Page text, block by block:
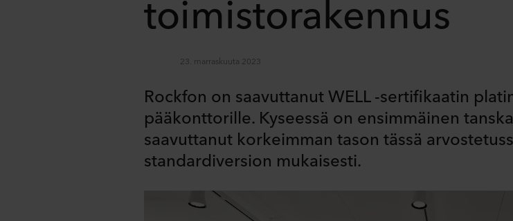
toimistorakennus
23. marraskuuta 2023
Rockfon on saavuttanut WELL -sertifikaatin
pääkonttorille. Kyseessä on ensimmäinen
saavuttanut korkeimman tason tässä
standardiversion mukaisesti.